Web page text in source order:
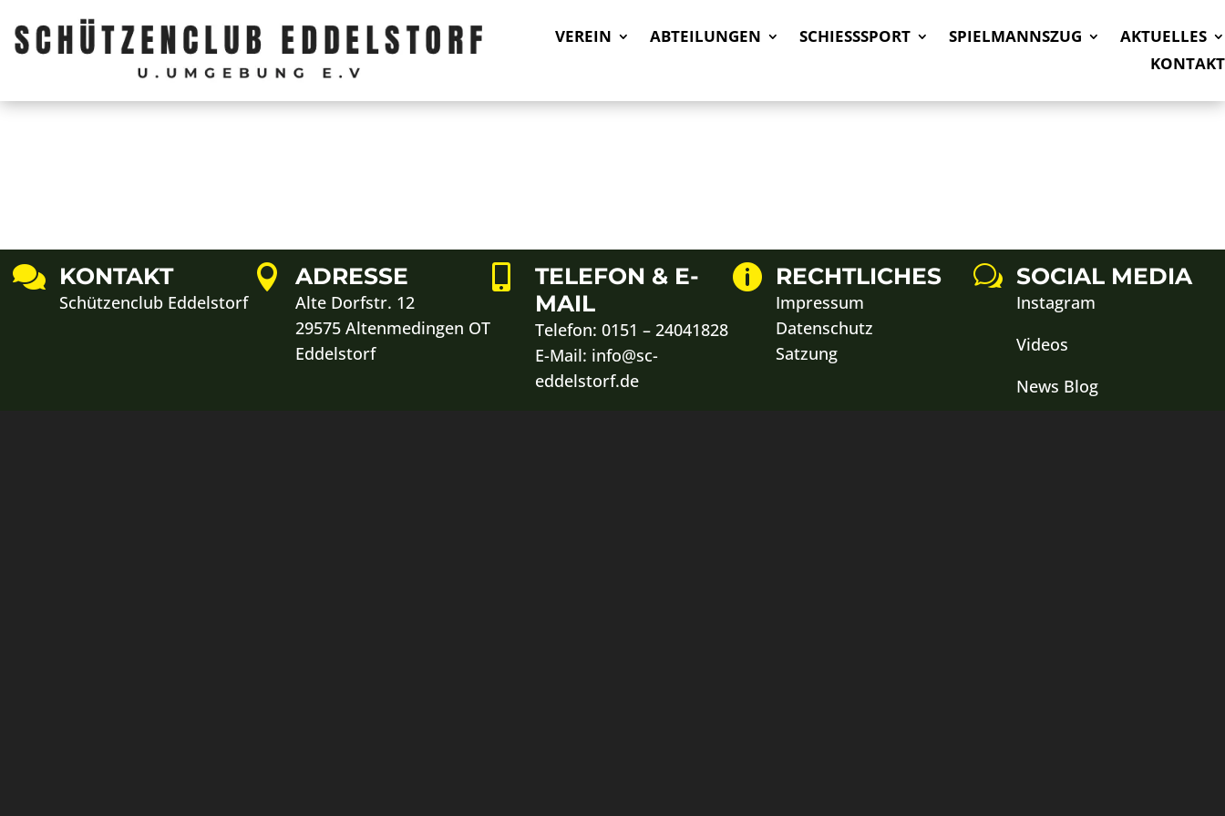
VEREIN ABTEILUNGEN SCHIESSSPORT SPIELMANNSZUG
AKTUELLES
KONTAKT
 KONTAKT
Schützenclub Eddelstorf
 ADRESSE
Alte Dorfstr. 12
29575 Altenmedingen OT
Eddelstorf

TELEFON & E-
MAIL
Telefon:0151 – 24041828
E-Mail: info@sc-
eddelstorf.de
 RECHTLICHES
Impressum
Datenschutz
Satzung
w SOCIAL MEDIA
Instagram
Videos
News Blog